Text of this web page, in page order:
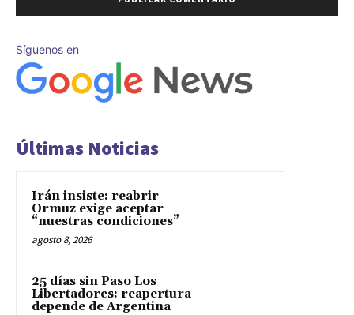
Síguenos en
Últimas Noticias
Irán insiste: reabrir
Ormuz exige aceptar
“nuestras condiciones”
agosto 8, 2026
25 días sin Paso Los
Libertadores: reapertura
depende de Argentina